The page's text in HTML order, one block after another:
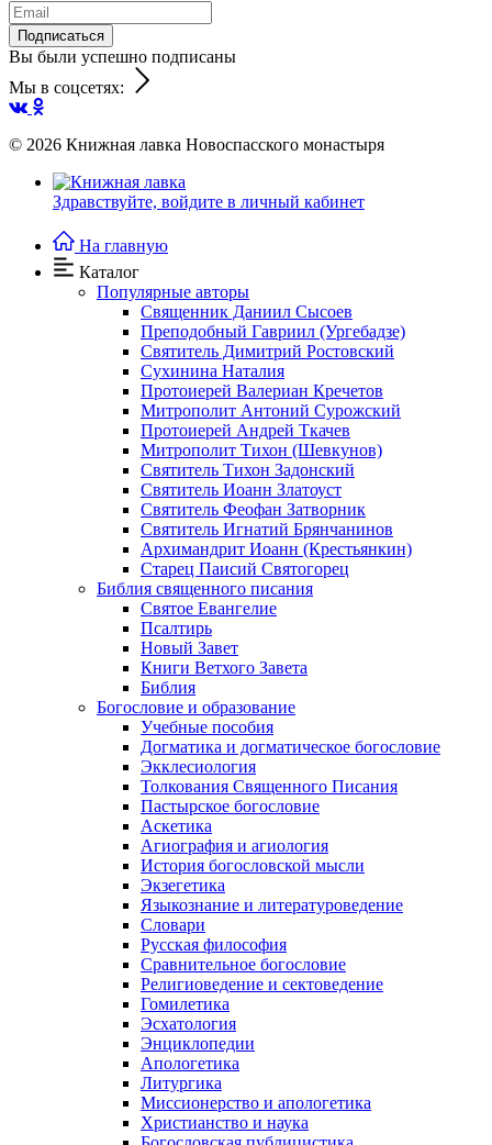
Подписаться
Вы были успешно подписаны
Мы в соцсетях:
© 2026 Книжная лавка Новоспасского монастыря
Здравствуйте, войдите в личный кабинет
На главную
Каталог
Популярные авторы
Священник Даниил Сысоев
Преподобный Гавриил (Ургебадзе)
Святитель Димитрий Ростовский
Сухинина Наталия
Протоиерей Валериан Кречетов
Митрополит Антоний Сурожский
Протоиерей Андрей Ткачев
Митрополит Тихон (Шевкунов)
Святитель Тихон Задонский
Святитель Иоанн Златоуст
Cвятитель Феофан Затворник
Святитель Игнатий Брянчанинов
Архимандрит Иоанн (Крестьянкин)
Старец Паисий Святогорец
Библия священного писания
Святое Евангелие
Псалтирь
Новый Завет
Книги Ветхого Завета
Библия
Богословие и образование
Учебные пособия
Догматика и догматическое богословие
Экклесиология
Толкования Священного Писания
Пастырское богословие
Аскетика
Агиография и агиология
История богословской мысли
Экзегетика
Языкознание и литературоведение
Словари
Русская философия
Сравнительное богословие
Религиоведение и сектоведение
Гомилетика
Эсхатология
Энциклопедии
Апологетика
Литургика
Миссионерство и апологетика
Христианство и наука